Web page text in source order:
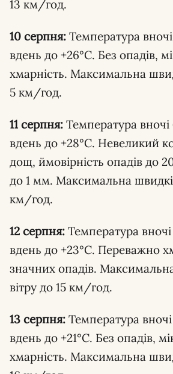
13 км/год.
10 серпня: Температура
вдень до +26°C. Без опадів,
хмарність. Максимальна
5 км/год.
11 серпня: Температура вночі
вдень до +28°C. Невеликий
дощ, ймовірність опадів до
до 1 мм. Максимальна
км/год.
12 серпня: Температура вночі
вдень до +23°C. Переважно
значних опадів.
вітру до 15 км/год.
13 серпня: Температура
вдень до +21°C. Без опадів,
хмарність. Максимальна